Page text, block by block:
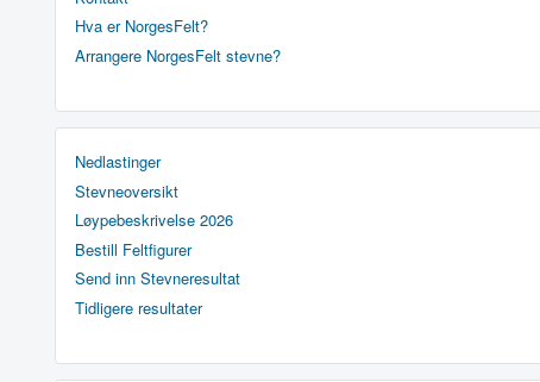
Hva er NorgesFelt?
Arrangere NorgesFelt stevne?
Nedlastinger
Stevneoversikt
Løypebeskrivelse 2026
Bestill Feltfigurer
Send inn Stevneresultat
Tidligere resultater